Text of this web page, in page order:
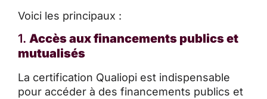
Voici les principaux :
1. Accès aux financements publics et
mutualisés
La certification Qualiopi est indispensable
pour accéder à des financements publics et